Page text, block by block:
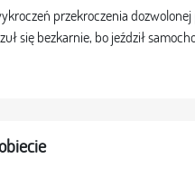
przekroczenia
się bezkarnie, bo jeździł